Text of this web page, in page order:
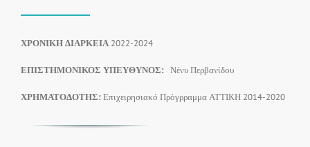
ΧΡΟΝΙΚΗ ΔΙΑΡΚΕΙΑ 2022-2024
ΕΠΙΣΤΗΜΟΝΙΚΟΣ ΥΠΕΥΘΥΝΟΣ: Νένυ Περβανίδου
ΧΡΗΜΑΤΟΔΟΤΗΣ: Επιχειρησιακό Πρόγρραμμα ΑΤΤΙΚΗ 2014-2020